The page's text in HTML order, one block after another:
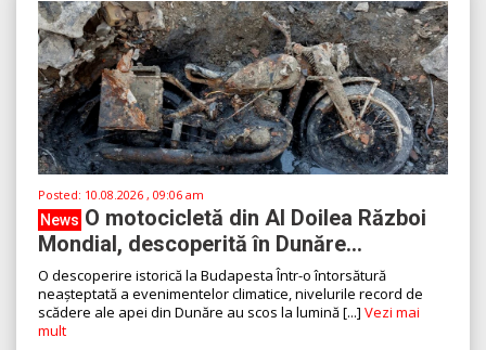
Posted: 10.08.2026 , 09:06 am
News O motocicletă din Al Doilea Război
Mondial, descoperită în Dunăre...
O descoperire istorică la Budapesta Într-o întorsătură
neașteptată a evenimentelor climatice, nivelurile record de
scădere ale apei din Dunăre au scos la lumină [...] Vezi mai
mult